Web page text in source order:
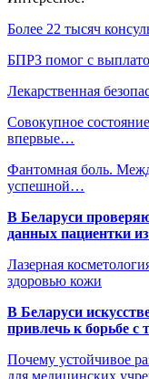
Более 22 тысяч
БПРЗ помог с
Лекарственная
Совокупное
впервые…
Фантомная боль.
успешной…
В Беларуси
данных пациентки
Лазерная
здоровью кожи
В Беларуси
привлечь к борьбе с
Почему устойчивое